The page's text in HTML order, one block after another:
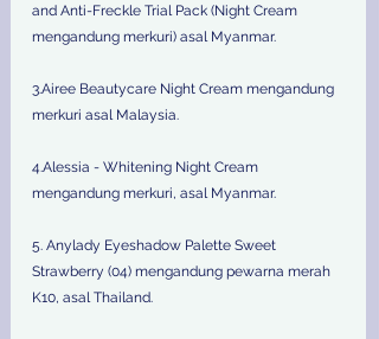
and Anti-Freckle Trial Pack (Night Cream
mengandung merkuri) asal Myanmar.
3.Airee Beautycare Night Cream mengandung
merkuri asal Malaysia.
4.Alessia - Whitening Night Cream
mengandung merkuri, asal Myanmar.
5. Anylady Eyeshadow Palette Sweet
Strawberry (04) mengandung pewarna merah
K10, asal Thailand.